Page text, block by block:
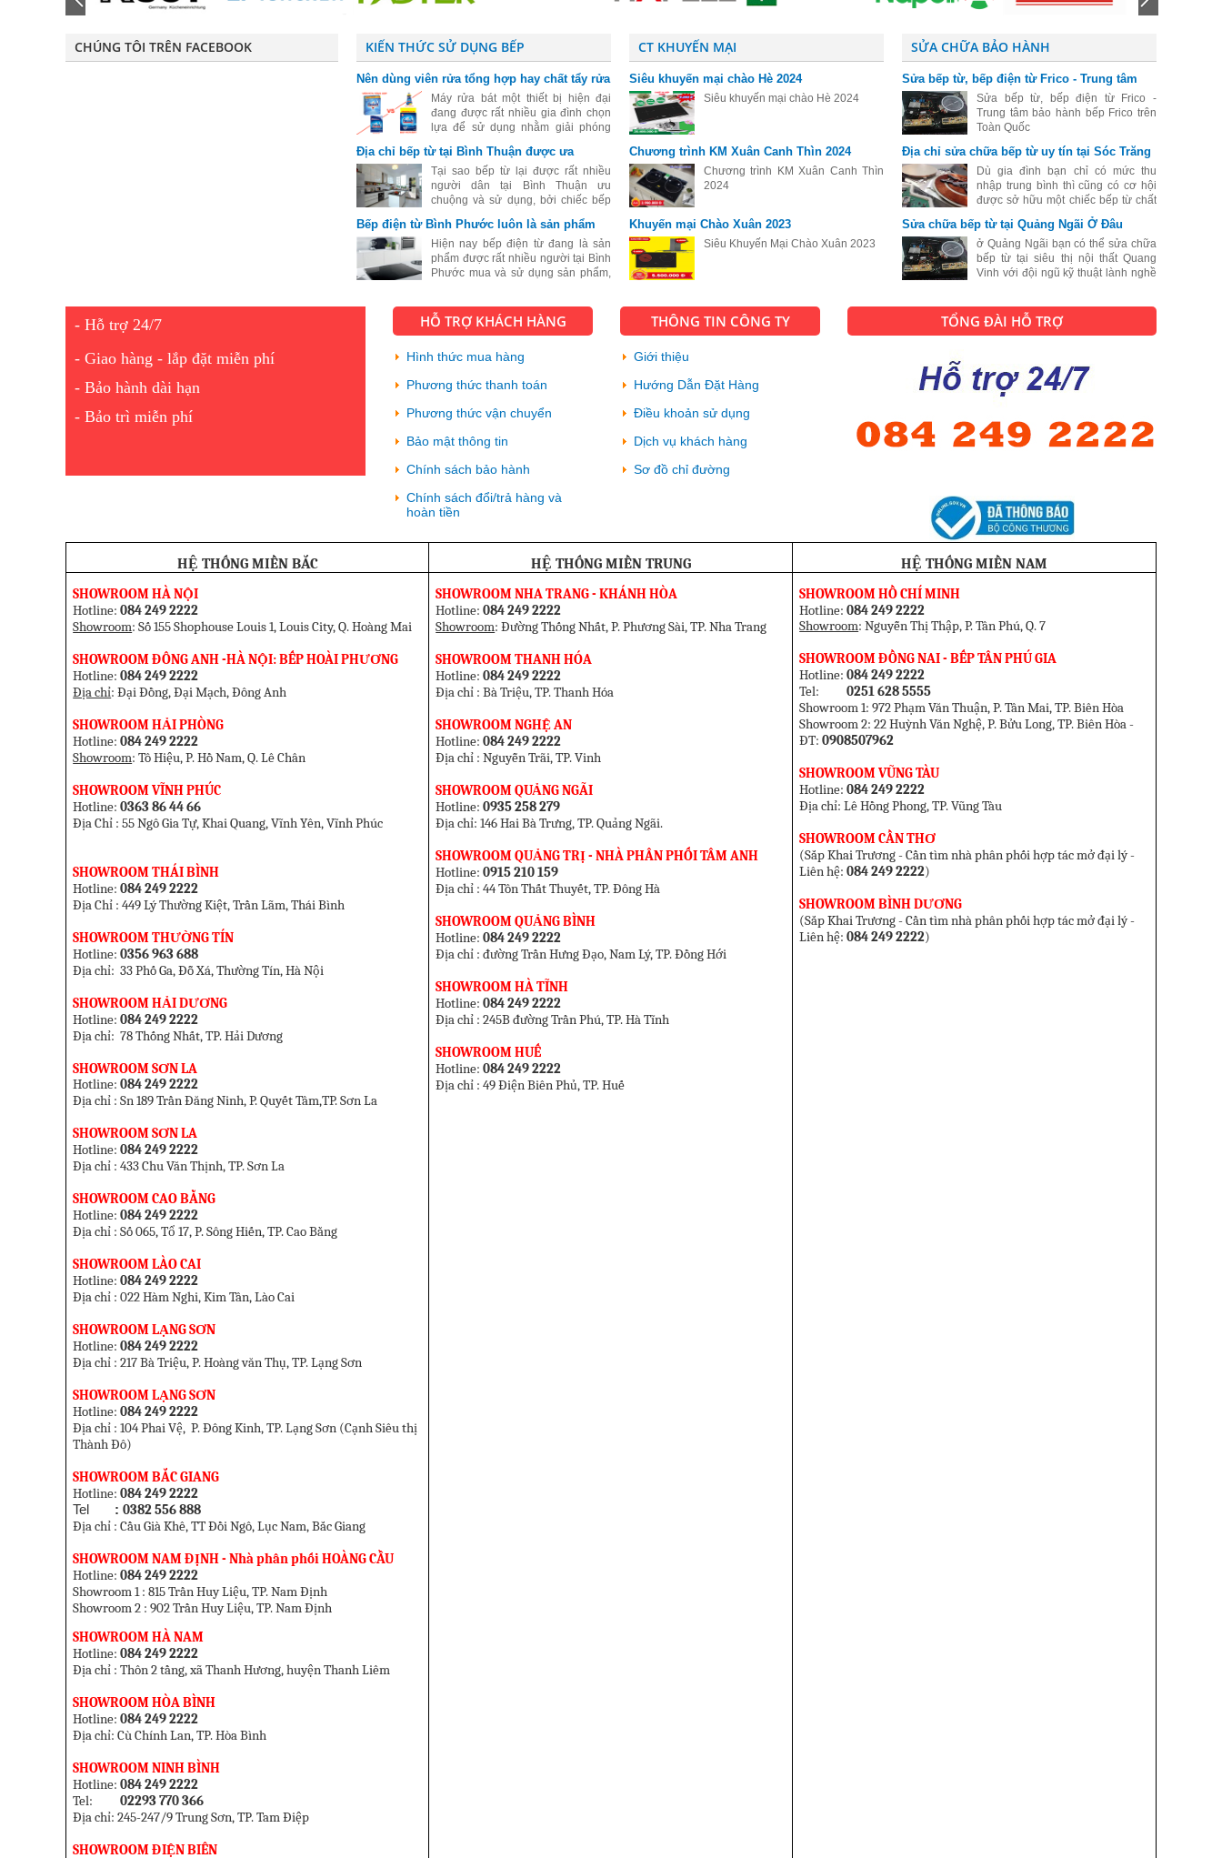
CHÚNG TÔI TRÊN FACEBOOK KIẾN THỨC SỬ DỤNG BẾP
Nên dùng viên rửa tổng hợp hay chất tẩy rửa
riêng biệt cho máy rửa bátMáy rửa bát một thiết bị hiện đại
đang được rất nhiều gia đình chọn
lựa để sử dụng nhằm giải phóng
việc mệt mỏi. Đối với những người
đang tìm hiểu và mới sử dụng máy
rửa
Địa chỉ bếp từ tại Bình Thuận được ưa
chuộng
Tại sao bếp từ lại được rất nhiều
người dân tại Bình Thuận ưu
chuộng và sử dụng, bởi chiếc bếp
mã đến kiểu dáng cực kỳ sang trọng
và đẹp, bếp từ còn có rất nhiều cô
Bếp điện từ Bình Phước luôn là sản phẩm
được ưa chuộngHiện nay bếp điện từ đang là sản
phẩm được rất nhiều người tại Bình
Phước mua và sử dụng sản phẩm,
CT KHUYẾN MẠI
Siêu khuyến mại chào Hè 2024
Siêu khuyến mại chào Hè 2024
Chương trình KM Xuân Canh Thìn 2024
Chương trình KM Xuân Canh Thìn
2024
Khuyến mại Chào Xuân 2023
Siêu Khuyến Mại Chào Xuân 2023
SỬA CHỮA BẢO HÀNH
Sửa bếp từ, bếp điện từ Frico - Trung tâm
bảo hành bếp Frico trên Toàn Quốc
Sửa bếp từ, bếp điện từ Frico -
Trung tâm bảo hành bếp Frico trên
Toàn Quốc
Địa chỉ sửa chữa bếp từ uy tín tại Sóc Trăng
Dù gia đình bạn chỉ có mức thu
nhập trung bình thì cũng có cơ hội
được sở hữu một chiếc bếp từ chất
lượng tốt. Cũng chính vì vậy mà
hiện nay số lượng người dân sống
tại Sóc Trăng lựa chọn bếp từ để để
Sửa chữa bếp từ tại Quảng Ngãi Ở Đâu
ở Quảng Ngãi bạn có thể sửa chữa
bếp từ tại siêu thị nội thất Quang
Vinh với đội ngũ kỹ thuật lành nghề
hoạt động như lúc mới mua.
- Hỗ trợ 24/7
- Giao hàng - lắp đặt miễn phí
- Bảo hành dài hạn
- Bảo trì miễn phí
HỖ TRỢ KHÁCH HÀNG
Hình thức mua hàng
Phương thức thanh toán
Phương thức vận chuyển
Bảo mật thông tin
Chính sách bảo hành
Chính sách đổi/trả hàng và
hoàn tiền
THÔNG TIN CÔNG TY
Giới thiệu
Hướng Dẫn Đặt Hàng
Điều khoản sử dụng
Dịch vụ khách hàng
Sơ đồ chỉ đường
TỔNG ĐÀI HỖ TRỢ
HỆ THỐNG MIỀN BẮC HỆ THỐNG MIỀN TRUNG
HỆ THỐNG MIỀN NAM
SHOWROOM HÀ NỘI
Hotline:084 249 2222
Showroom: Số 155 Shophouse Louis 1, Louis City, Q. Hoàng Mai
SHOWROOM ĐÔNG ANH -HÀ NỘI: BẾP HOÀI PHƯƠNG
Hotline:084 249 2222
Địa chỉ: Đại Đồng, Đại Mạch, Đông Anh
SHOWROOM HẢI PHÒNG
Hotline:084 249 2222
Showroom: Tô Hiệu, P. Hồ Nam, Q. Lê Chân
SHOWROOM VĨNH PHÚC
Hotline:0363 86 44 66
Địa Chỉ : 55 Ngô Gia Tự, Khai Quang, Vĩnh Yên, Vĩnh Phúc
SHOWROOM THÁI BÌNH
Hotline:084 249 2222
Địa Chỉ : 449 Lý Thường Kiệt, Trần Lãm, Thái Bình
SHOWROOM THƯỜNG TÍN
Hotline:0356 963 688
Địa chỉ: 33 Phố Ga, Đỗ Xá, Thường Tín, Hà Nội
SHOWROOM HẢI DƯƠNG
Hotline:084 249 2222
Địa chỉ: 78 Thống Nhất, TP. Hải Dương
SHOWROOM SƠN LA
Hotline:084 249 2222
Địa chỉ : Sn 189 Trần Đăng Ninh, P. Quyết Tâm,TP. Sơn La
SHOWROOM SƠN LA
Hotline:084 249 2222
Địa chỉ : 433 Chu Văn Thịnh,TP. Sơn La
SHOWROOM CAO BẰNG
Hotline:084 249 2222
Địa chỉ : Số 065, Tổ 17, P. Sông Hiến, TP. Cao Bằng
SHOWROOM LÀO CAI
Hotline:084 249 2222
Địa chỉ : 022 Hàm Nghi, Kim Tân, Lào Cai
SHOWROOM LẠNG SƠN
Hotline:084 249 2222
Địa chỉ : 217 Bà Triệu, P. Hoàng văn Thụ, TP. Lạng Sơn
SHOWROOM LẠNG SƠN
Hotline:084 249 2222
Địa chỉ : 104 Phai Vệ, P. Đông Kinh, TP. Lạng Sơn (Cạnh Siêu thị
Thành Đô)
SHOWROOM BẮC GIANG
Hotline:084 249 2222
Tel :0382 556 888
Địa chỉ : Cầu Già Khê, TT Đồi Ngô, Lục Nam, Bắc Giang
SHOWROOM NAM ĐỊNH - Nhà phân phối HOÀNG CẦU
Hotline:084 249 2222
Showroom 1 :815 Trần Huy Liệu, TP. Nam Định
Showroom 2 :902 Trần Huy Liệu, TP. Nam Định
SHOWROOM HÀ NAM
Hotline:084 249 2222
Địa chỉ : Thôn 2 tầng, xã Thanh Hương, huyện Thanh Liêm
SHOWROOM HÒA BÌNH
Hotline:084 249 2222
Địa chỉ: Cù Chính Lan, TP. Hòa Bình
SHOWROOM NINH BÌNH
Hotline:084 249 2222
Tel:02293 770 366
Địa chỉ: 245-247/9 Trung Sơn, TP. Tam Điệp
SHOWROOM ĐIỆN BIÊN
SHOWROOM NHA TRANG - KHÁNH HÒA
Hotline:084 249 2222
Showroom: Đường Thống Nhất, P. Phương Sài, TP. Nha Trang
SHOWROOM THANH HÓA
Hotline:084 249 2222
Địa chỉ : Bà Triệu, TP. Thanh Hóa
SHOWROOM NGHỆ AN
Hotline:084 249 2222
Địa chỉ : Nguyễn Trãi, TP. Vinh
SHOWROOM QUẢNG NGÃI
Hotline:0935 258 279
Địa chỉ: 146 Hai Bà Trưng, TP. Quảng Ngãi.
SHOWROOM QUẢNG TRỊ - NHÀ PHÂN PHỐI TÂM ANH
Hotline:0915 210 159
Địa chỉ : 44 Tôn Thất Thuyết, TP. Đông Hà
SHOWROOM QUẢNG BÌNH
Hotline:084 249 2222
Địa chỉ : đường Trần Hưng Đạo, Nam Lý, TP. Đồng Hới
SHOWROOM HÀ TĨNH
Hotline:084 249 2222
Địa chỉ : 245B đường Trần Phú, TP. Hà Tĩnh
SHOWROOM HUẾ
Hotline:084 249 2222
Địa chỉ : 49 Điện Biên Phủ, TP. Huế
SHOWROOM HỒ CHÍ MINH
Hotline:084 249 2222
Showroom: Nguyễn Thị Thập, P. Tân Phú, Q. 7
SHOWROOM ĐỒNG NAI - BẾP TÂN PHÚ GIA
Hotline:084 249 2222
Tel:0251 628 5555
Showroom 1: 972 Phạm Văn Thuận, P. Tân Mai, TP. Biên Hòa
Showroom 2: 22 Huỳnh Văn Nghệ, P. Bửu Long, TP. Biên Hòa -
ĐT:0908507962
SHOWROOM VŨNG TÀU
Hotline:084 249 2222
Địa chỉ: Lê Hồng Phong, TP. Vũng Tàu
SHOWROOM CẦN THƠ
(Sắp Khai Trương - Cần tìm nhà phân phối hợp tác mở đại lý -
Liên hệ:084 249 2222)
SHOWROOM BÌNH DƯƠNG
(Sắp Khai Trương - Cần tìm nhà phân phối hợp tác mở đại lý -
Liên hệ:084 249 2222)